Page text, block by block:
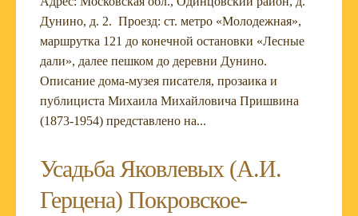
Дунино, д. 2. Проезд: ст. метро «Молодежная»,
маршрутка 121 до конечной остановки «Лесные
дали», далее пешком до деревни Дунино.
Описание дома-музея писателя, прозаика и
публициста Михаила Михайловича Пришвина
(1873-1954) представлено на...
Усадьба Яковлевых (А.И.
Герцена) Покровское-